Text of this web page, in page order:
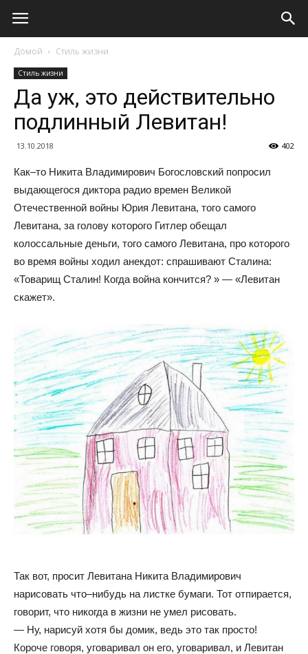
Домой Стиль жизни
Стиль жизни
Да уж, это действительно
подлинный Левитан!
13.10.2018 402
Как–то Никита Владимирович Богословский попросил
выдающегося диктора радио времен Великой
Отечественной войны Юрия Левитана, того самого
Левитана, за голову которого Гитлер обещал
колоссальные деньги, того самого Левитана, про которого
во время войны ходил анекдот: спрашивают Сталина:
«Товарищ Сталин! Когда война кончится? » — «Левитан
скажет».
Так вот, просит Левитана Никита Владимирович
нарисовать что–нибудь на листке бумаги. Тот отпирается,
говорит, что никогда в жизни не умел рисовать.
— Ну, нарисуй хотя бы домик, ведь это так просто!
Короче говоря, уговаривал он его, уговаривал, и Левитан